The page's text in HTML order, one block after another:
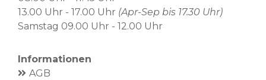
13.00 Uhr - 17.00 Uhr (Apr-Sep bis 17.30 Uhr)
Samstag 09.00 Uhr - 12.00 Uhr
Informationen
AGB